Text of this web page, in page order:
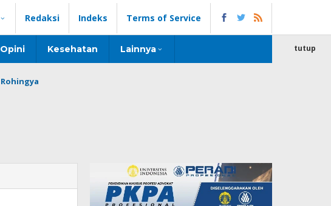
Redaksi Indeks Terms of Service
Opini Kesehatan Lainnya
Rohingya
tutup